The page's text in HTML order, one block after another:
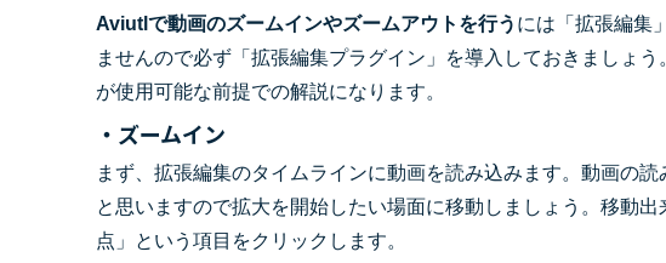
Aviutlで動画のズームインやズームアウトを行う には「拡張編集
ませんので必ず「拡張編集プラグイン」を導入しておきましょ
が使用可能な前提での解説になります。
・ズームイン
まず、拡張編集のタイムラインに動画を読み込みます。動画の
と思いますので拡大を開始したい場面に移動しましょう。移動
点」という項目をクリックします。